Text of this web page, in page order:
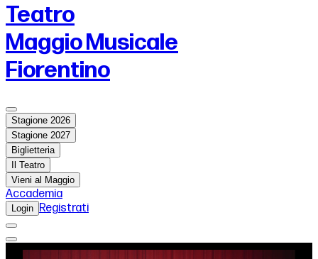
Teatro
Maggio Musicale
Fiorentino
Stagione 2026
Stagione 2027
Biglietteria
Il Teatro
Vieni al Maggio
Accademia
Login Registrati